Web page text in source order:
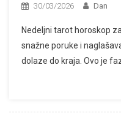
30/03/2026 Dan
Nedeljni tarot horoskop
snažne poruke i
dolaze do kraja. Ovo je